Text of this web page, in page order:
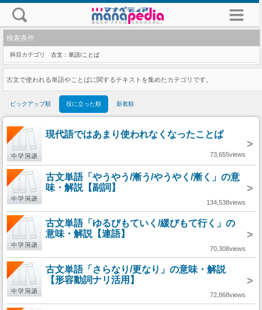
検索条件
科目カテゴリ 古文：単語/ことば
古文で使われる単語やことばに関するテキストを集めたカテゴリです。
ピックアップ順 役に立った順 新着順
現代語ではあまり使われなくなったことば
>
73,655views
古文単語「やうやう/漸う/やうやく/漸く」の意
味・解説【副詞】
>
134,538views
古文単語「ゆるびもていく/緩びもて行く」の
意味・解説【連語】
>
70,308views
古文単語「さらなり/更なり」の意味・解説
【形容動詞ナリ活用】
>
72,868views